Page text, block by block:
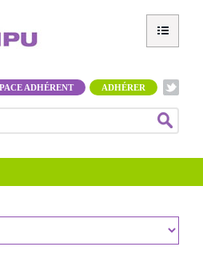
ADHÉRER
ADHÉRENT